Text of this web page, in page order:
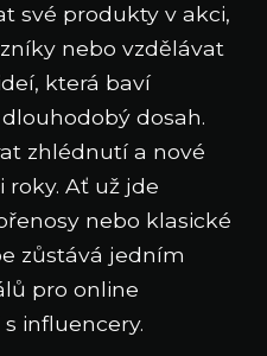
své produkty v akci,
nebo vzdělávat
která baví
dosah.
zhlédnutí a nové
Ať už jde
nebo klasické
zůstává jedním
pro online
influencery.